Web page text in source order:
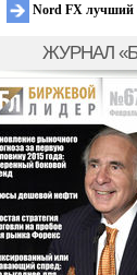
Nord FX лучший
ЖУРНАЛ